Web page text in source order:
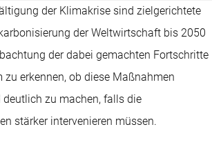
der Klimakrise sind zielgerichtete
der Weltwirtschaft bis 2050
der dabei gemachten Fortschritte
zu erkennen, ob diese Maßnahmen
zu machen, falls die
stärker intervenieren müssen.